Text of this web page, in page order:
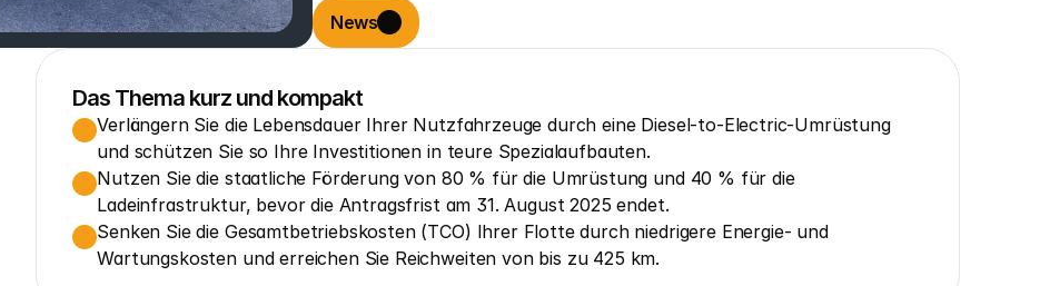
News
Das Thema kurz und kompakt
Verlängern Sie die Lebensdauer Ihrer Nutzfahrzeuge durch eine Diesel-to-Electric-Umrüstung
und schützen Sie so Ihre Investitionen in teure Spezialaufbauten.
Nutzen Sie die staatliche Förderung von 80 % für die Umrüstung und 40 % für die
Ladeinfrastruktur, bevor die Antragsfrist am 31. August 2025 endet.
Senken Sie die Gesamtbetriebskosten (TCO) Ihrer Flotte durch niedrigere Energie- und
Wartungskosten und erreichen Sie Reichweiten von bis zu 425 km.